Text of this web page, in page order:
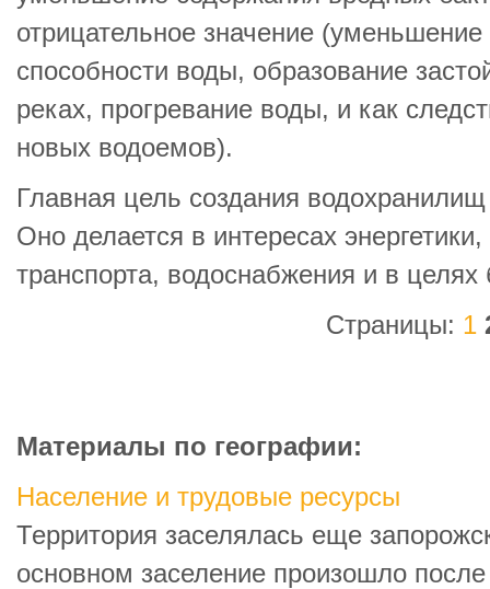
отрицательное значение
способности воды, образование
реках, прогревание воды, и как
новых водоемов).
Главная цель создания
Оно делается в интересах
транспорта, водоснабжения и в
Страницы: 1
Материалы по географии:
Население и трудовые ресурсы
Территория заселялась еще
основном заселение произошло